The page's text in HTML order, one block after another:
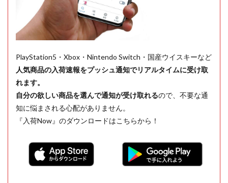
PlayStation5・Xbox・Nintendo Switch・国産ウイスキーなど
人気商品の入荷速報をプッシュ通知でリアルタイムに受け取
れます。
自分の欲しい商品を選んで通知が受け取れるので、不要な通
知に悩まされる心配がありません。
『入荷Now』のダウンロードはこちらから！